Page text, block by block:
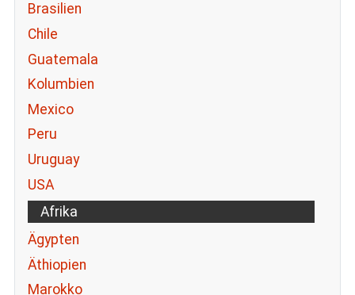
Brasilien
Chile
Guatemala
Kolumbien
Mexico
Peru
Uruguay
USA
Afrika
Ägypten
Äthiopien
Marokko